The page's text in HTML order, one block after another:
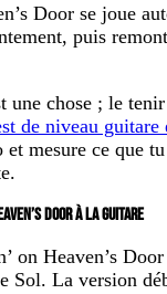
Door se joue
puis
une chose ; le
de niveau guitare
et mesure ce que
DOOR À LA GUITARE
on Heaven’s
Sol. La version